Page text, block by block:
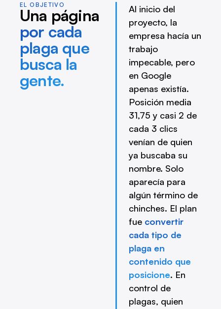
EL OBJETIVO
Una página
por cada
plaga que
busca la
gente.
Al inicio del
proyecto, la
empresa hacía un
trabajo
impecable, pero
en Google
apenas existía.
Posición media
31,75 y casi 2 de
cada 3 clics
venían de quien
ya buscaba su
nombre. Solo
aparecía para
algún término de
chinches. El plan
fue convertir
cada tipo de
plaga en
contenido que
posicione. En
control de
plagas, quien